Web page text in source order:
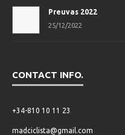
Preuvas 2022
25/12/2022
CONTACT INFO.
+34-810 10 11 23
madciclista@gmail.com